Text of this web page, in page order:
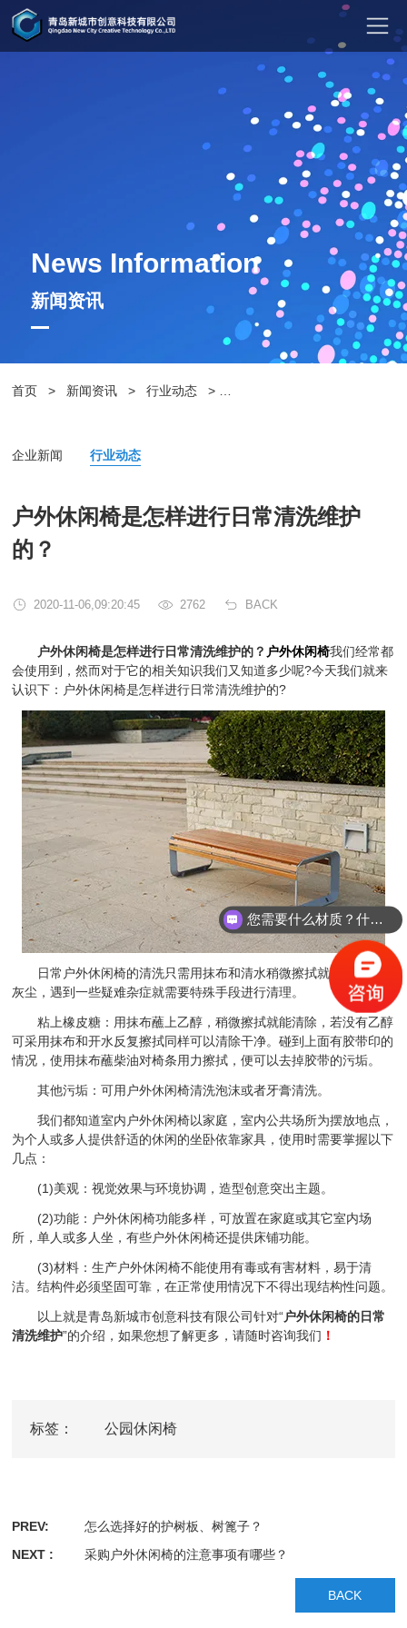
News Information
新闻资讯
首页 > 新闻资讯 > 行业动态 >
企业新闻 行业动态
户外休闲椅是怎样进行日常清洗维护
的？
2020-11-06,09:20:45 2762 BACK
户外休闲椅是怎样进行日常清洗维护的？ 户外休闲椅我们经常都
会使用到，然而对于它的相关知识我们又知道多少呢?今天我们就来
认识下：户外休闲椅是怎样进行日常清洗维护的?
日常户外休闲椅的清洗只需用抹布和清水稍微擦拭就可清除一些
灰尘，遇到一些疑难杂症就需要特殊手段进行清理。
粘上橡皮糖：用抹布蘸上乙醇，稍微擦拭就能清除，若没有乙醇
可采用抹布和开水反复擦拭同样可以清除干净。碰到上面有胶带印的
情况，使用抹布蘸柴油对椅条用力擦拭，便可以去掉胶带的污垢。
其他污垢：可用户外休闲椅清洗泡沫或者牙膏清洗。
我们都知道室内户外休闲椅以家庭，室内公共场所为摆放地点，
为个人或多人提供舒适的休闲的坐卧依靠家具，使用时需要掌握以下
几点：
(1)美观：视觉效果与环境协调，造型创意突出主题。
(2)功能：户外休闲椅功能多样，可放置在家庭或其它室内场
所，单人或多人坐，有些户外休闲椅还提供床铺功能。
(3)材料：生产户外休闲椅不能使用有毒或有害材料，易于清
洁。结构件必须坚固可靠，在正常使用情况下不得出现结构性问题。
以上就是青岛新城市创意科技有限公司针对“ 户外休闲椅的日常
清洗维护”的介绍，如果您想了解更多，请随时咨询我们 ！
标签： 公园休闲椅
PREV:
怎么选择好的护树板、树篦子？
NEXT :
采购户外休闲椅的注意事项有哪些？
BACK
您需要什么材质？什么规格的？